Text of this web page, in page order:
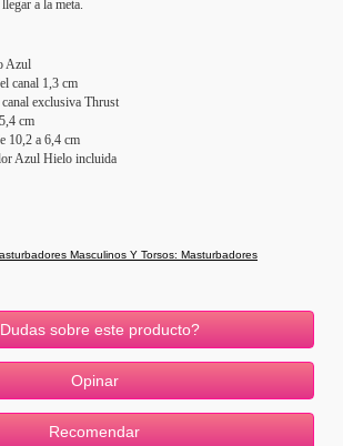
a la meta.
Azul
canal 1,3 cm
exclusiva Thrust
cm
10,2 a 6,4 cm
Azul Hielo incluida
Masculinos Y Torsos: Masturbadores
sobre este producto?